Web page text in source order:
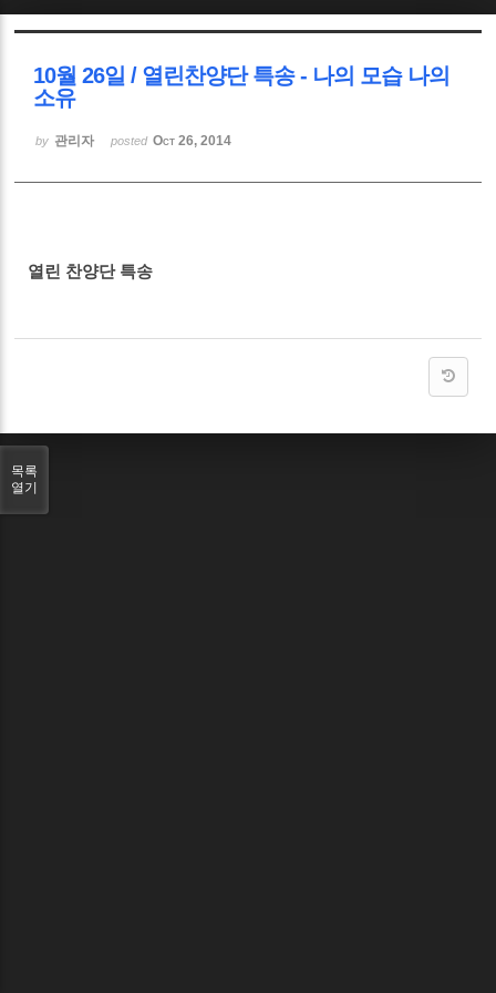
10월 26일 / 열린찬양단 특송 - 나의 모습 나의
소유
by 관리자 posted Oct 26, 2014
열린 찬양단 특송
목록
열기
Sketchbook5, 스케치북5
Sketchbook5, 스케치북5